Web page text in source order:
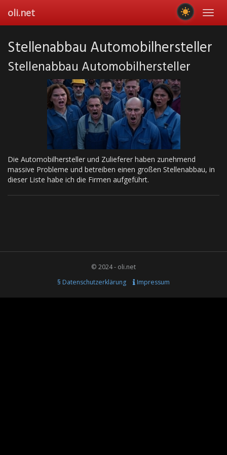
main
oli.net
Stellenabbau Automobilhersteller
Stellenabbau Automobilhersteller
Die Automobilhersteller und Zulieferer haben zunehmend
massive Probleme und betreiben einen großen Stellenabbau, in
dieser Liste habe ich die Firmen aufgeführt.
© 2024 - oli.net
§ Datenschutzerklärung
Impressum